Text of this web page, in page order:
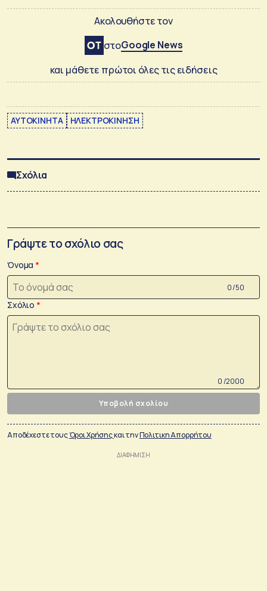
Ακολουθήστε τον
στοGoogle News
και μάθετε πρώτοι όλες τις ειδήσεις
ΑΥΤΟΚΙΝΗΤΑ ΗΛΕΚΤΡΟΚΙΝΗΣΗ
Σχόλια
Γράψτε το σχόλιο σας
Όνομα
0 /50
Σχόλιο
0 /2000
Υποβολή σχολίου
Αποδέχεστε τουςΌροι Χρήσηςκαι τηνΠολιτικη Απορρήτου